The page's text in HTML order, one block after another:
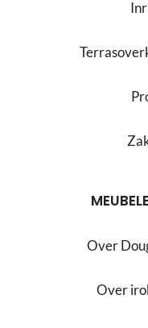
Over
Over